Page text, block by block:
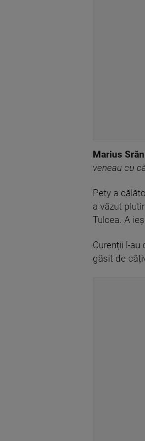
Marius
veneau cu
Pety a
a văzut
Tulcea. A
Curenții l-
găsit de